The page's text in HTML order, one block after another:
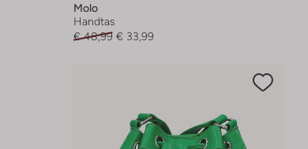
Molo
Handtas
€ 48,99 € 33,99